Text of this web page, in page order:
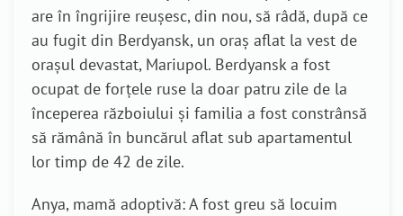
are în îngrijire reușesc, din nou, să râdă, după ce
au fugit din Berdyansk, un oraș aflat la vest de
orașul devastat, Mariupol. Berdyansk a fost
ocupat de forțele ruse la doar patru zile de la
începerea războiului și familia a fost constrânsă
să rămână în buncărul aflat sub apartamentul
lor timp de 42 de zile.
Anya, mamă adoptivă: A fost greu să locuim